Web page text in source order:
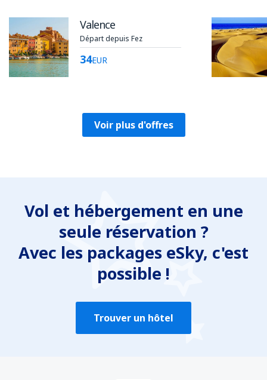
Valence
Départ depuis Fez
34EUR
Voir plus d'offres
Vol et hébergement en une
seule réservation ?
Avec les packages eSky, c'est
possible !
Trouver un hôtel